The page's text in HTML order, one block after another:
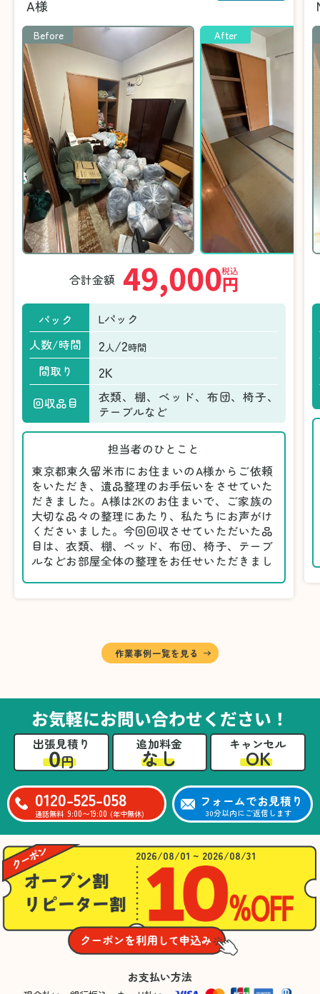
A様
Before After
合計金額 49,000円
税込
パック
Lパック
人数/時間
2人 /2時間
間取り 2K
回収品目
衣類、棚、ベッド、布団、椅子、
テーブルなど
担当者のひとこと
東京都東久留米市にお住まいのA様からご依頼
をいただき、遺品整理のお手伝いをさせていた
だきました。A様は2Kのお住まいで、ご家族の
大切な品々の整理にあたり、私たちにお声がけ
くださいました。今回回収させていただいた品
目は、衣類、棚、ベッド、布団、椅子、テーブ
ルなどお部屋全体の整理をお任せいただきまし
に仕分けしました。
A様から「手際よく進めてくれて助かりまし
るのは難しかったと思います」との温かいお言
葉をいただきました。遺品整理という心の負担
が大きい作業において、少しでもA様の力にな
れたことをスタッフ一同嬉しく思います。
作業事例一覧を見る
お気軽にお問い合わせください！
出張見積り
0円
追加料金
なし
キャンセル
OK
0120-525-058
通話無料 9:00〜19:00 (年中無休)
フォームでお見積り
30分以内にご返信します
2026/08/01 ~ 2026/08/31
お支払い方法